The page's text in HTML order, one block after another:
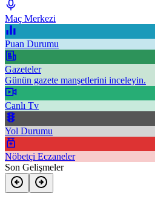
Maç Merkezi
Puan Durumu
Gazeteler
Günün gazete manşetlerini inceleyin.
Canlı Tv
Yol Durumu
Nöbetçi Eczaneler
Son Gelişmeler